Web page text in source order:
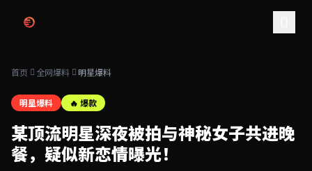
首页 全网爆料 明星爆料
明星爆料 🔥 爆款
某顶流明星深夜被拍与神秘女子共进晚
餐，疑似新恋情曝光！